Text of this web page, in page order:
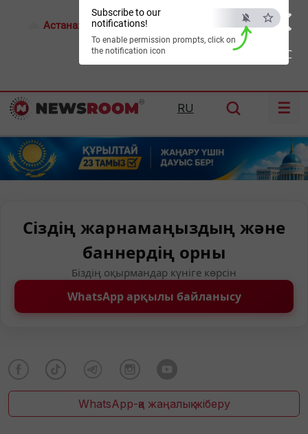
×
ESC
Subscribe to our
notifications!
To enable permission prompts, click on
the notification icon
Астана: 18°C Алматы: Шымкент:26°C
RU ☰
Сіздің жарнамаңыздың және
баннердің орны
Біздің оқырмандар күніге көрсін
WhatsApp арқылы байланысу
WhatsApp-қа жаңалық жіберу